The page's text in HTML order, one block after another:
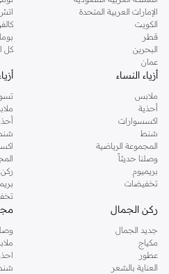
الإمارات العربية المتحدة
الكويت
قطر
البحرين
عمان
بوما
كل
أزياء النساء
ملابس
أحذية
اكسسوارات
شنط
المجموعة الرياضية
وصلنا حديثاً
بريميوم
تخفيضات
ركن الجمال
جديد الجمال
مكياج
عطور
العناية بالشعر